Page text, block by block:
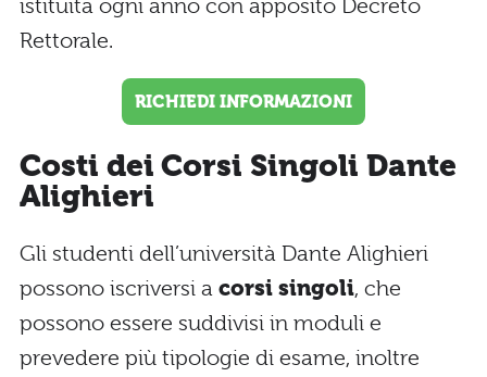
istituita ogni anno con apposito Decreto
Rettorale.
RICHIEDI INFORMAZIONI
Costi dei Corsi Singoli Dante
Alighieri
Gli studenti dell’università Dante Alighieri
possono iscriversi a corsi singoli, che
possono essere suddivisi in moduli e
prevedere più tipologie di esame, inoltre